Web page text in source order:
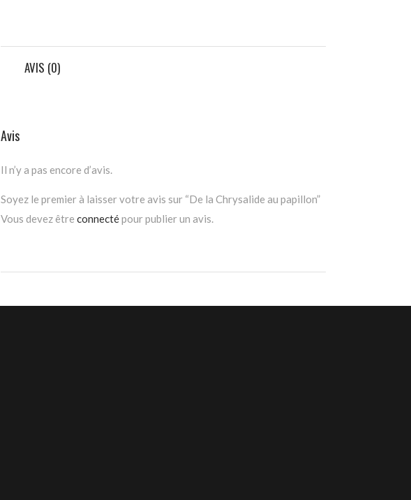
AVIS (0)
Avis
Il n’y a pas encore d’avis.
Soyez le premier à laisser votre avis sur “De la Chrysalide au papillon”
Vous devez être connectépour publier un avis.